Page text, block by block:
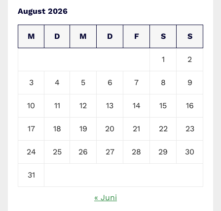
August 2026
M D M D F S S
1 2
3 4 5 6 7 8 9
10 11 12 13 14 15 16
17 18 19 20 21 22 23
24 25 26 27 28 29 30
31
« Juni